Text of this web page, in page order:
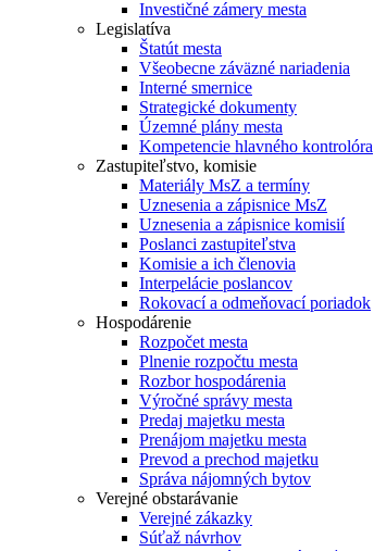
Investičné zámery mesta
Legislatíva
Štatút mesta
Všeobecne záväzné nariadenia
Interné smernice
Strategické dokumenty
Územné plány mesta
Kompetencie hlavného kontrolóra
Zastupiteľstvo, komisie
Materiály MsZ a termíny
Uznesenia a zápisnice MsZ
Uznesenia a zápisnice komisií
Poslanci zastupiteľstva
Komisie a ich členovia
Interpelácie poslancov
Rokovací a odmeňovací poriadok
Hospodárenie
Rozpočet mesta
Plnenie rozpočtu mesta
Rozbor hospodárenia
Výročné správy mesta
Predaj majetku mesta
Prenájom majetku mesta
Prevod a prechod majetku
Správa nájomných bytov
Verejné obstarávanie
Verejné zákazky
Súťaž návrhov